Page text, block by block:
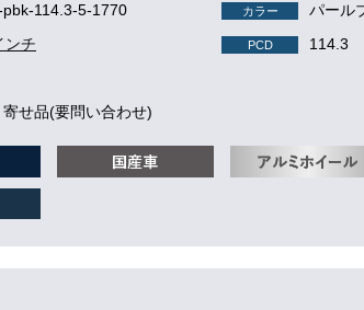
pbk-114.3-5-1770 カラー パール
ンチ PCD 114.3
寄せ品(要問い合わせ)